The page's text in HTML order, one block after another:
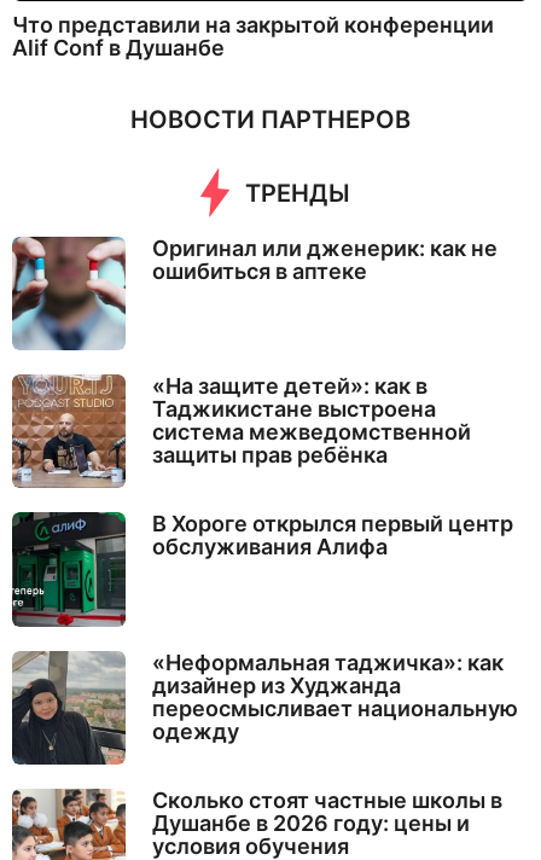
Что представили на закрытой конференции
Alif Conf в Душанбе
НОВОСТИ ПАРТНЕРОВ
ТРЕНДЫ
Оригинал или дженерик: как не
ошибиться в аптеке
«На защите детей»: как в
Таджикистане выстроена
система межведомственной
защиты прав ребёнка
В Хороге открылся первый центр
обслуживания Алифа
«Неформальная таджичка»: как
дизайнер из Худжанда
переосмысливает национальную
одежду
Сколько стоят частные школы в
Душанбе в 2026 году: цены и
условия обучения